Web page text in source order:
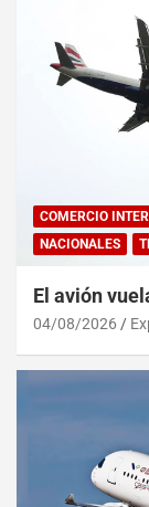
COMERCIO
NACIONALES
El avión
04/08/2026